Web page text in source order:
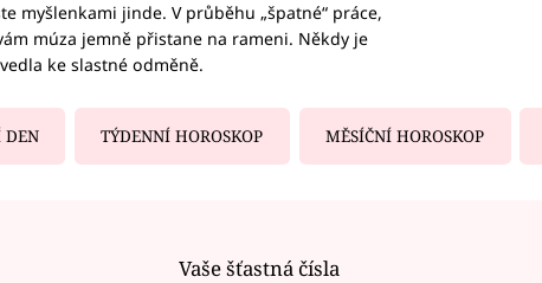
myšlenkami jinde. V průběhu „špatné“ práce,
múza jemně přistane na rameni. Někdy je
ke slastné odměně.
DEN TÝDENNÍ HOROSKOP MĚSÍČNÍ HOROSKOP
Vaše šťastná čísla